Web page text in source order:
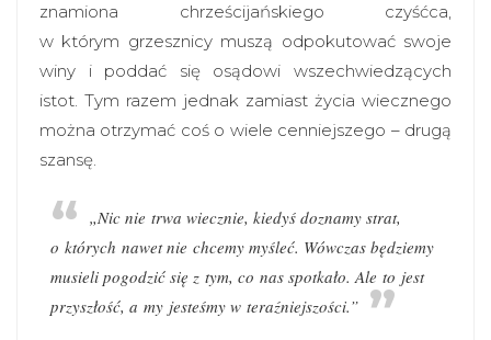
znamiona chrześcijańskiego czyśćca,
w którym grzesznicy muszą odpokutować swoje
winy i poddać się osądowi wszechwiedzących
istot. Tym razem jednak zamiast życia wiecznego
można otrzymać coś o wiele cenniejszego – drugą
szansę.
„Nic nie trwa wiecznie, kiedyś doznamy strat,
o których nawet nie chcemy myśleć. Wówczas będziemy
musieli pogodzić się z tym, co nas spotkało. Ale to jest
przyszłość, a my jesteśmy w teraźniejszości.”